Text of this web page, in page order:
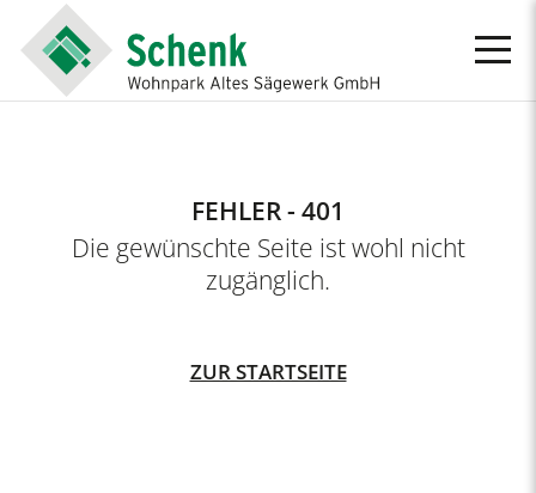
FEHLER - 401
Die gewünschte Seite ist wohl nicht
zugänglich.
ZUR STARTSEITE